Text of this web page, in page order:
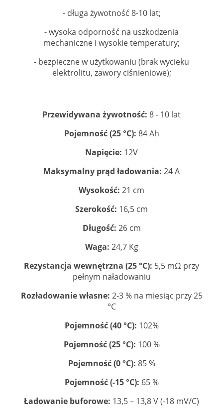
- długa żywotność 8-10 lat;
- wysoka odporność na uszkodzenia
mechaniczne i wysokie temperatury;
- bezpieczne w użytkowaniu (brak wycieku
elektrolitu, zawory ciśnieniowe);
Przewidywana żywotność: 8 - 10 lat
Pojemność (25 °C): 84 Ah
Napięcie: 12V
Maksymalny prąd ładowania: 24 A
Wysokość: 21 cm
Szerokość: 16,5 cm
Długość: 26 cm
Waga: 24,7 Kg
Rezystancja wewnętrzna (25 °C): 5,5 mΩ przy
pełnym naładowaniu
Rozładowanie własne: 2-3 % na miesiąc przy 25
°C
Pojemność (40 °C): 102%
Pojemność (25 °C): 100 %
Pojemność (0 °C): 85 %
Pojemność (-15 °C): 65 %
Ładowanie buforowe: 13,5 – 13,8 V (-18 mV/C)